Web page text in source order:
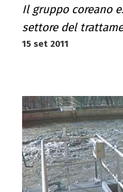
Il gruppo coreano
settore del
15 set 2011